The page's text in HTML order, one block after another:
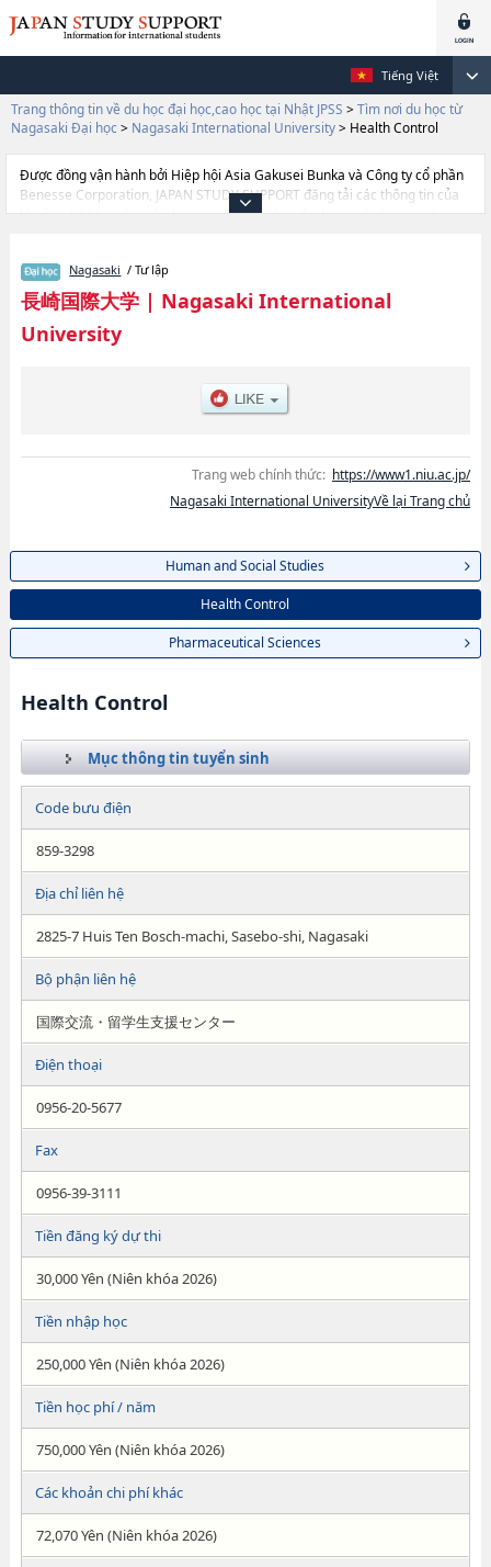
Tiếng Việt
Trang thông tin về du học đại học,cao học tại Nhật JPSS > Tìm nơi du học từ
Nagasaki Đại học > Nagasaki International University> Health Control
Được đồng vận hành bởi Hiệp hội Asia Gakusei Bunka và Công ty cổ phần
Benesse Corporation, JAPAN STUDY SUPPORT đăng tải các thông tin của
khoảng 1.300 trường đại học, cao học, trường đại học ngắn hạn, trường
và thông tin cần thiết dành cho du học sinh, như là về các Ngành Human
and Social StudieshoặcNgành Health ControlhoặcNgành Pharmaceutical
Sciences, thông tin về từng ngành học, thông tin liên quan đến thi tuyển
như số lượng tuyển sinh, số lượng trúng tuyển, cở sở trang thiết bị, hướng
Nagasaki / Tư lập
長崎国際大学| Nagasaki International
University
Trang web chính thức: https://www1.niu.ac.jp/
Nagasaki International UniversityVề lại Trang chủ
Human and Social Studies
Health Control
Pharmaceutical Sciences
Health Control
Mục thông tin tuyển sinh
Code bưu điện
859-3298
Địa chỉ liên hệ
2825-7 Huis Ten Bosch-machi, Sasebo-shi, Nagasaki
Bộ phận liên hệ
国際交流・留学生支援センター
Điện thoại
0956-20-5677
Fax
0956-39-3111
Tiền đăng ký dự thi
30,000 Yên (Niên khóa 2026)
Tiền nhập học
250,000 Yên (Niên khóa 2026)
Tiền học phí / năm
750,000 Yên (Niên khóa 2026)
Các khoản chi phí khác
72,070 Yên (Niên khóa 2026)